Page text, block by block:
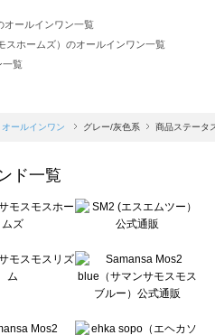
オールインワン一覧
スホームズ）のオールインワン一覧
一覧
ルー）のオールインワン一覧
一覧
覧
のオールインワン一覧
インワン一覧
ールインワン一覧
ワン一覧
オールインワン グレー/灰色系 商品ステータ
ド一覧